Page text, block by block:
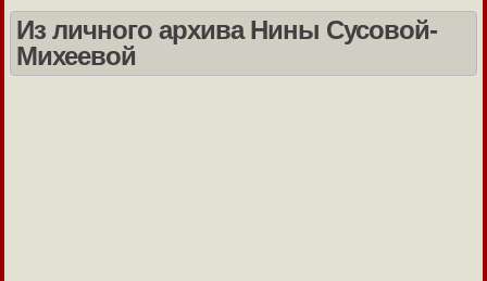
Из личного архива Нины Сусовой-
Михеевой